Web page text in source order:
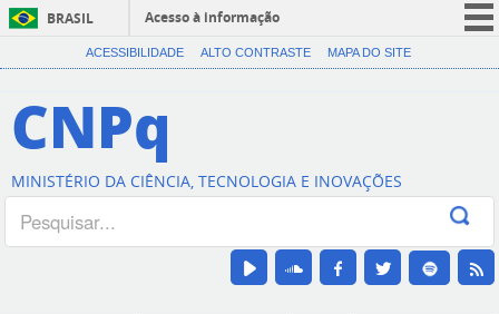
BRASIL
Acesso à informação
CORONAVÍRUS (COVID-19)
Canais
ACESSIBILIDADE ALTO CONTRASTE MAPA DO SITE
CNPq
MINISTÉRIO DA CIÊNCIA, TECNOLOGIA E INOVAÇÕES